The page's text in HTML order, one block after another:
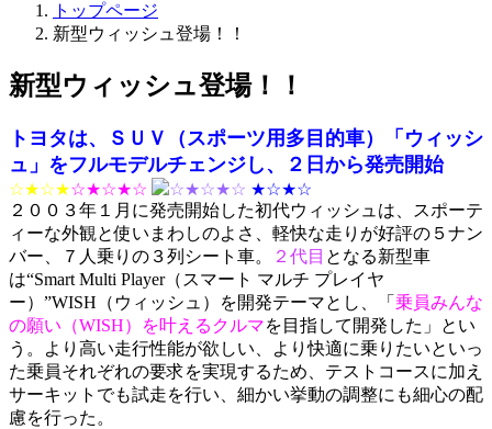
トップページ
新型ウィッシュ登場！！
新型ウィッシュ登場！！
トヨタは、ＳＵＶ（スポーツ用多目的車）「ウィッシ
ュ」をフルモデルチェンジし、２日から発売開始
☆★☆★☆★☆★☆ ☆★☆★☆ ★☆★☆
２００３年１月に発売開始した初代ウィッシュは、スポーテ
ィーな外観と使いまわしのよさ、軽快な走りが好評の５ナン
バー、７人乗りの３列シート車。
２代目 となる新型車
は“Smart Multi Player（スマート マルチ プレイヤ
ー）”WISH（ウィッシュ）を開発テーマとし、「 乗員みんな
の願い（WISH）を叶えるクルマを目指して開発した」とい
う。より高い走行性能が欲しい、より快適に乗りたいといっ
た乗員それぞれの要求を実現するため、テストコースに加え
サーキットでも試走を行い、細かい挙動の調整にも細心の配
慮を行った。